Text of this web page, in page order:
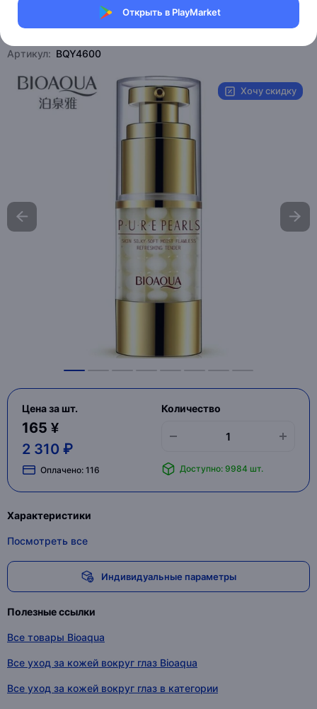
Открыть в PlayMarket
Магазин Bioaqua
Артикул: BQY4600
Хочу скидку
Цена за шт.
165 ¥
2 310 ₽
Оплачено: 116
Количество
Доступно: 9984 шт.
Характеристики
Посмотреть все
Индивидуальные параметры
Полезные ссылки
Все товары Bioaqua
Все уход за кожей вокруг глаз Bioaqua
Все уход за кожей вокруг глаз в категории